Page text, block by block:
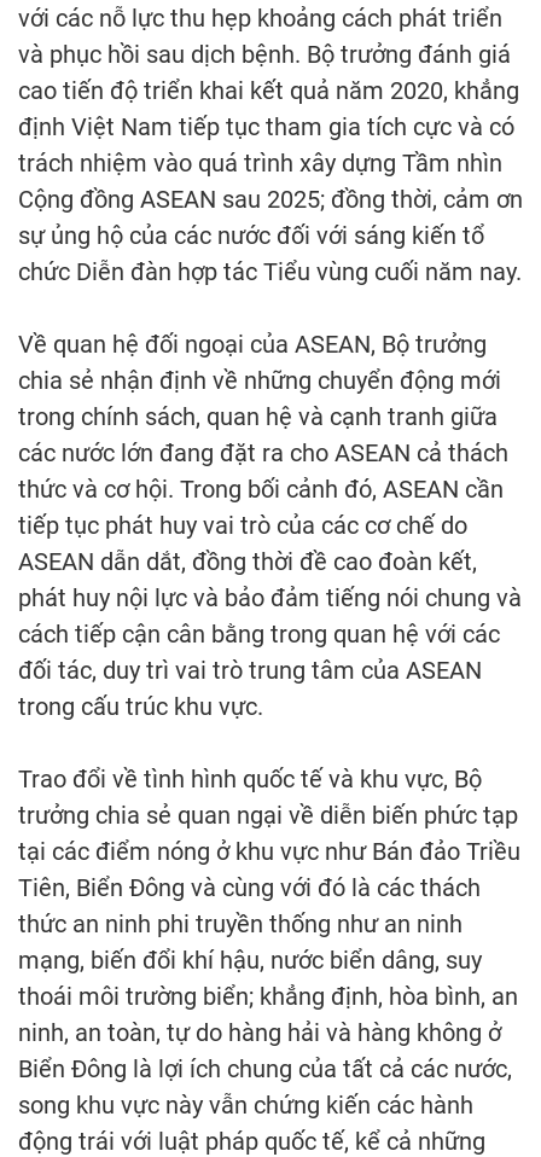
với các nỗ lực thu hẹp khoảng cách phát triển
và phục hồi sau dịch bệnh. Bộ trưởng đánh giá
cao tiến độ triển khai kết quả năm 2020, khẳng
định Việt Nam tiếp tục tham gia tích cực và có
trách nhiệm vào quá trình xây dựng Tầm nhìn
Cộng đồng ASEAN sau 2025; đồng thời, cảm ơn
sự ủng hộ của các nước đối với sáng kiến tổ
chức Diễn đàn hợp tác Tiểu vùng cuối năm nay.
Về quan hệ đối ngoại của ASEAN, Bộ trưởng
chia sẻ nhận định về những chuyển động mới
trong chính sách, quan hệ và cạnh tranh giữa
các nước lớn đang đặt ra cho ASEAN cả thách
thức và cơ hội. Trong bối cảnh đó, ASEAN cần
tiếp tục phát huy vai trò của các cơ chế do
ASEAN dẫn dắt, đồng thời đề cao đoàn kết,
phát huy nội lực và bảo đảm tiếng nói chung và
cách tiếp cận cân bằng trong quan hệ với các
đối tác, duy trì vai trò trung tâm của ASEAN
trong cấu trúc khu vực.
Trao đổi về tình hình quốc tế và khu vực, Bộ
trưởng chia sẻ quan ngại về diễn biến phức tạp
tại các điểm nóng ở khu vực như Bán đảo Triều
Tiên, Biển Đông và cùng với đó là các thách
thức an ninh phi truyền thống như an ninh
mạng, biến đổi khí hậu, nước biển dâng, suy
thoái môi trường biển; khẳng định, hòa bình, an
ninh, an toàn, tự do hàng hải và hàng không ở
Biển Đông là lợi ích chung của tất cả các nước,
song khu vực này vẫn chứng kiến các hành
động trái với luật pháp quốc tế, kể cả những